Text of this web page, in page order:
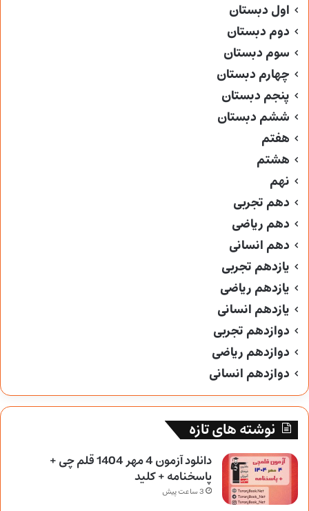
اول دبستان
دوم دبستان
سوم دبستان
چهارم دبستان
پنجم دبستان
ششم دبستان
هفتم
هشتم
نهم
دهم تجربی
دهم ریاضی
دهم انسانی
یازدهم تجربی
یازدهم ریاضی
یازدهم انسانی
دوازدهم تجربی
دوازدهم ریاضی
دوازدهم انسانی
نوشته های تازه
دانلود آزمون 4 مهر 1404 قلم چی +
پاسخنامه + کلید
3 ساعت پیش